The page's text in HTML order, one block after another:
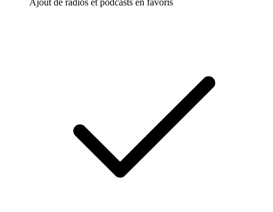
Ajout de radios et podcasts en favoris